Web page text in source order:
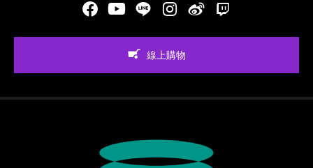
FacebookYoutubeLINE Instgram新浪微博
線上購物